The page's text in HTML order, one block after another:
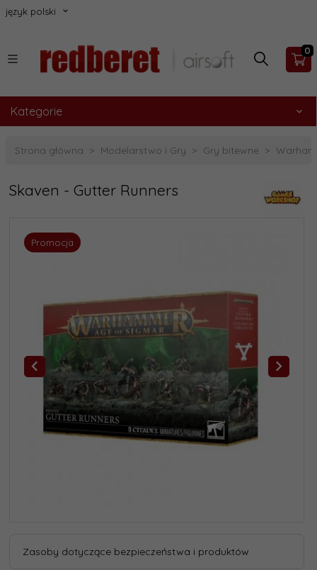
język polski
0
Kategorie
Strona główna Modelarstwo i Gry Gry bitewne
Skaven - Gutter Runners
Promocja
Zasoby dotyczące bezpieczeństwa i produktów